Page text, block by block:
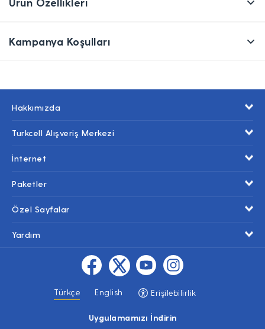
Kampanya Koşulları
Hakkımızda
Turkcell Alışveriş Merkezi
İnternet
Paketler
Özel Sayfalar
Yardım
Türkçe English Erişilebilirlik
Uygulamamızı İndirin